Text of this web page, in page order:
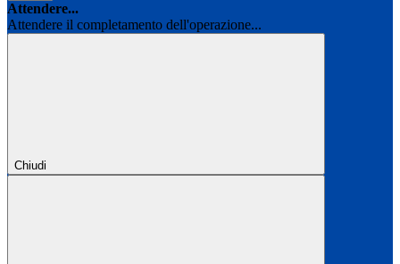
Attendere...
Attendere il completamento dell'operazione...
Chiudi